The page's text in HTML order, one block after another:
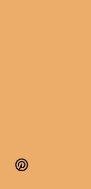
Pinterest